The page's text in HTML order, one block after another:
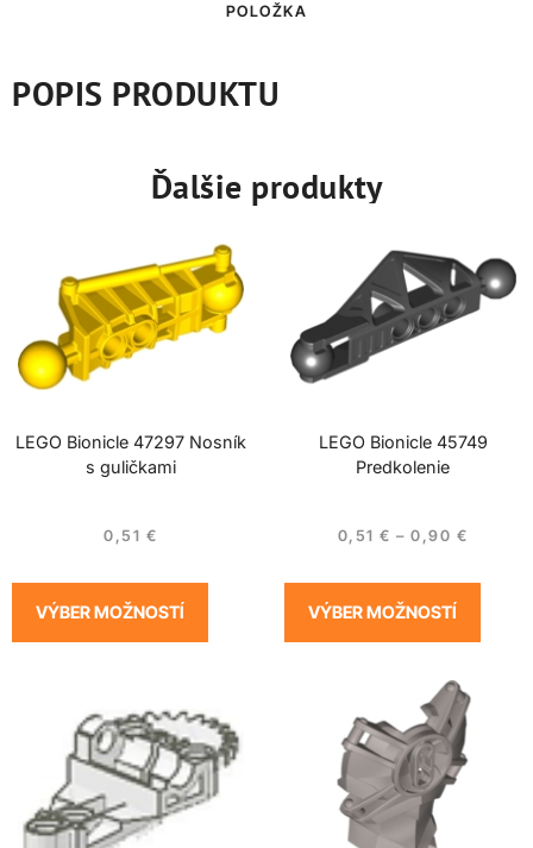
POLOŽKA
POPIS PRODUKTU
Ďalšie produkty
LEGO Bionicle 47297 Nosník
s guličkami
0,51 €
VÝBER MOŽNOSTÍ
LEGO Bionicle 45749
Predkolenie
0,51€ – 0,90 €
VÝBER MOŽNOSTÍ